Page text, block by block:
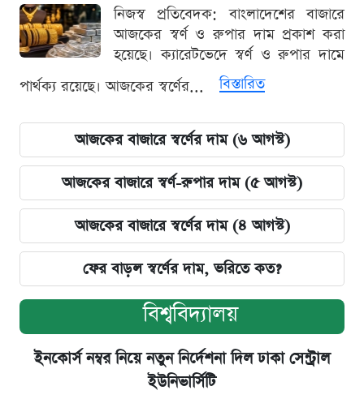
নিজস্ব প্রতিবেদক: বাংলাদেশের বাজারে
আজকের স্বর্ণ ও রুপার দাম প্রকাশ করা
হয়েছে। ক্যারেটভেদে স্বর্ণ ও রুপার দামে
পার্থক্য রয়েছে। আজকের স্বর্ণের...
বিস্তারিত
আজকের বাজারে স্বর্ণের দাম (৬ আগস্ট)
আজকের বাজারে স্বর্ণ-রুপার দাম (৫ আগস্ট)
আজকের বাজারে স্বর্ণের দাম (৪ আগস্ট)
ফের বাড়ল স্বর্ণের দাম, ভরিতে কত?
বিশ্ববিদ্যালয়
ইনকোর্স নম্বর নিয়ে নতুন নির্দেশনা দিল ঢাকা সেন্ট্রাল
ইউনিভার্সিটি